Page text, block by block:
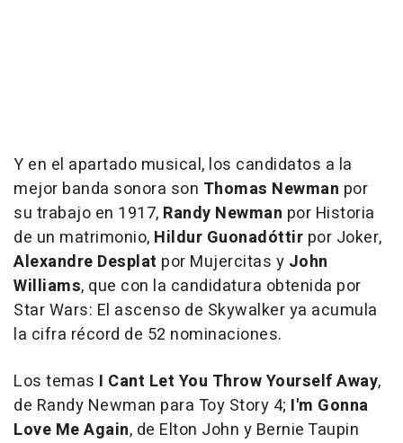
Y en el apartado musical, los candidatos a la
mejor banda sonora son Thomas Newman por
su trabajo en 1917, Randy Newman por Historia
de un matrimonio, Hildur Guonadóttir por Joker,
Alexandre Desplat por Mujercitas y John
Williams, que con la candidatura obtenida por
Star Wars: El ascenso de Skywalkerya acumula
la cifra récord de 52 nominaciones.
Los temas I Cant Let You Throw Yourself Away,
de Randy Newman para Toy Story 4; I'm Gonna
Love Me Again, de Elton John y Bernie Taupin